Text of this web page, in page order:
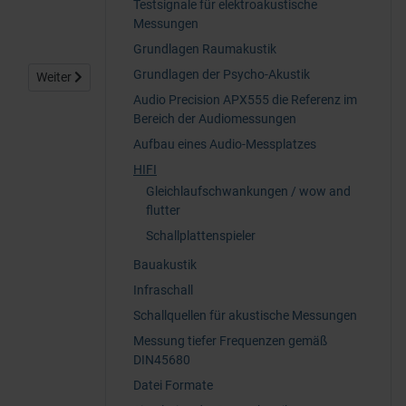
Nächster Beitrag: Aufbau eines Audio-Messplatzes
Weiter
Testsignale für elektroakustische
Messungen
Grundlagen Raumakustik
Grundlagen der Psycho-Akustik
Audio Precision APX555 die Referenz im
Bereich der Audiomessungen
Aufbau eines Audio-Messplatzes
HIFI
Gleichlaufschwankungen / wow and
flutter
Schallplattenspieler
Bauakustik
Infraschall
Schallquellen für akustische Messungen
Messung tiefer Frequenzen gemäß
DIN45680
Datei Formate